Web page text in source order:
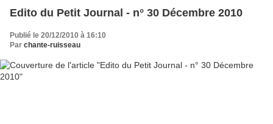
Edito du Petit Journal - n° 30 Décembre 2010
Publié le 20/12/2010 à 16:10
Par chante-ruisseau